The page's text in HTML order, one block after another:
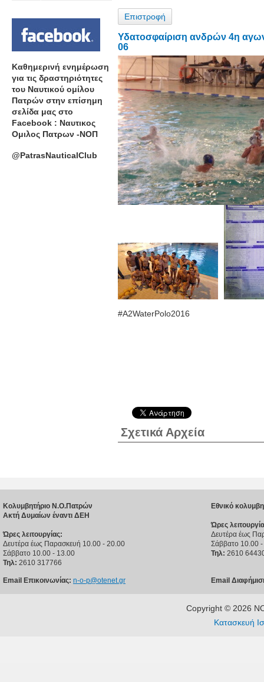
Καθημερινή ενημέρωση
για τις δραστηριότητες
του Ναυτικού ομίλου
Πατρών στην επίσημη
σελίδα μας στο
Facebook : Ναυτικος
Ομιλος Πατρων -ΝΟΠ
@PatrasNauticalClub
Επιστροφή
Υδατοσφαίριση ανδρών 4η
06
#Α2WaterPolo2016
Σχετικά Αρχεία
Κολυμβητήριο Ν.Ο.Πατρών
Ακτή Δυμαίων έναντι ΔΕΗ
Ώρες λειτουργίας:
Δευτέρα έως Παρασκευή 10.00 - 20.00
Σάββατο 10.00 - 13.00
Τηλ: 2610 317766
Email Επικοινωνίας: n-o-p@otenet.gr
Εθνικό
Ώρες
Δευτέρα έως
Σάββατο 10.00
Τηλ: 2610
Email
Copyright © 2026
Κατασκευή